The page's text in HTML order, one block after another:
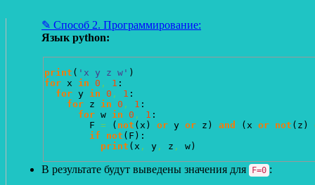
✎ Способ 2. Программирование:
Язык python:
print ( 'x y z w' )
for x in 0 , 1 :
for y in 0 , 1 :
for z in 0 , 1 :
for w in 0 , 1 :
        F
= ( not ( x ) or y or z ) and ( x or not ( z )
if
not ( F ) :
print ( x , y , z , w)
В результате будут выведены значения для F=0 :